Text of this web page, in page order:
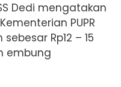
Dedi mengatakan
PUPR
Rp12 – 15
embung